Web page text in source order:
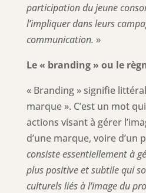
participation du jeune
l’impliquer dans leurs
communication. »
Le « branding » ou le
« Branding » signifie
marque ». C’est un mot
actions visant à gérer
d’une marque, voire d’un
consiste essentiellement à
plus positive et subtile qui
culturels liés à l’image du